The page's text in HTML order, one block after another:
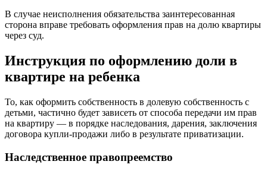
В случае неисполнения обязательства заинтересованная
сторона вправе требовать оформления прав на долю квартиры
через суд.
Инструкция по оформлению доли в
квартире на ребенка
То, как оформить собственность в долевую собственность с
детьми, частично будет зависеть от способа передачи им прав
на квартиру — в порядке наследования, дарения, заключения
договора купли-продажи либо в результате приватизации.
Наследственное правопреемство